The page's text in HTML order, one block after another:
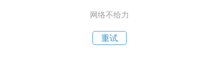
网络不给力
重试